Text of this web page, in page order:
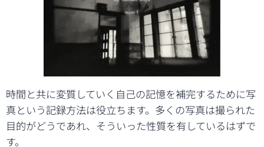
時間と共に変質していく自己の記憶を補完するために写
真という記録方法は役立ちます。多くの写真は撮られた
目的がどうであれ、そういった性質を有しているはずで
す。